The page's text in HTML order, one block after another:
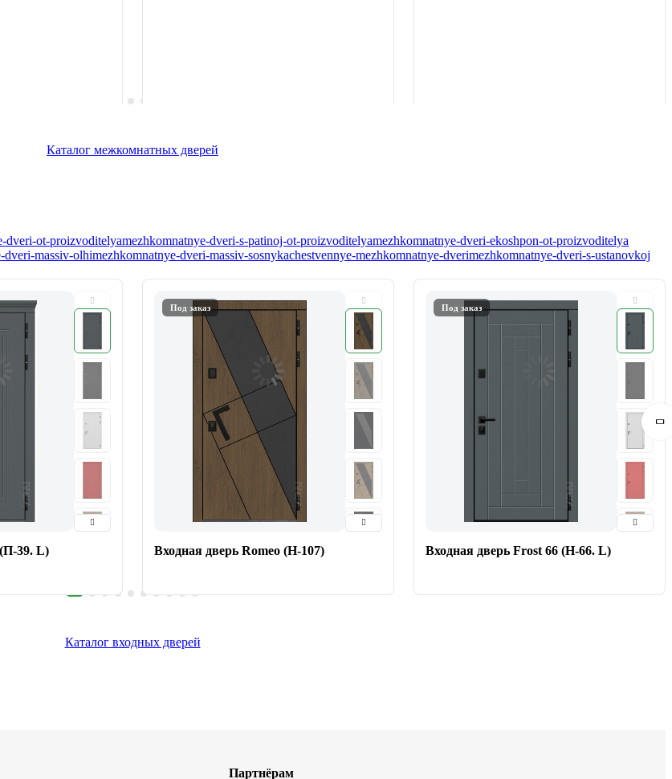
Каталог межкомнатных дверей
dveri-ot-proizvoditelyamezhkomnatnye-dveri-s-patinoj-ot-proizvoditelyamezhkomnatnye-dveri-ekoshpon-ot-proizvoditelya
dveri-massiv-olhimezhkomnatnye-dveri-massiv-sosnykachestvennye-mezhkomnatnye-dverimezhkomnatnye-dveri-s-ustanovkoj
39. L)
Под заказ
Входная дверь Romeo (Н-107)
Под заказ
Входная дверь Frost 66 (Н-66. L)
Каталог входных дверей
Партнёрам